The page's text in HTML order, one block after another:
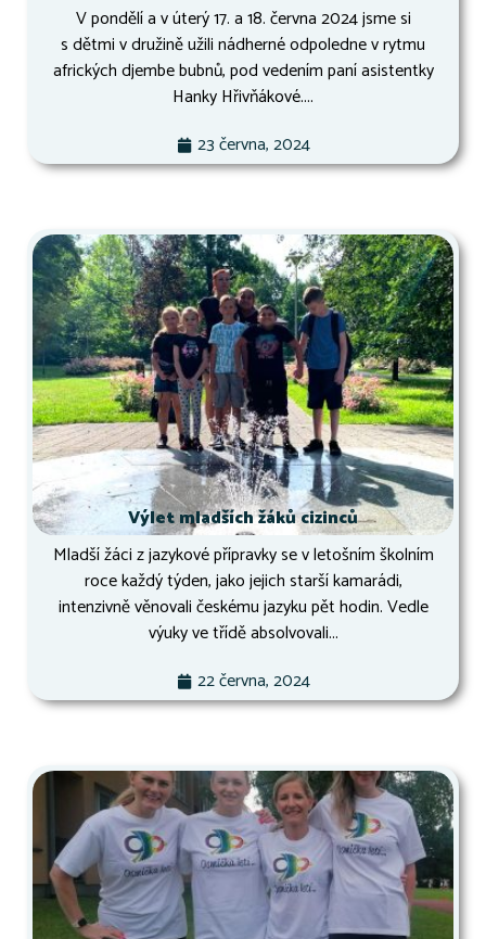
V pondělí a v úterý 17. a 18. června 2024 jsme si
s dětmi v družině užili nádherné odpoledne v rytmu
afrických djembe bubnů, pod vedením paní asistentky
Hanky Hřivňákové....
23 června, 2024
Výlet mladších žáků cizinců
Mladší žáci z jazykové přípravky se v letošním školním
roce každý týden, jako jejich starší kamarádi,
intenzivně věnovali českému jazyku pět hodin. Vedle
výuky ve třídě absolvovali...
22 června, 2024